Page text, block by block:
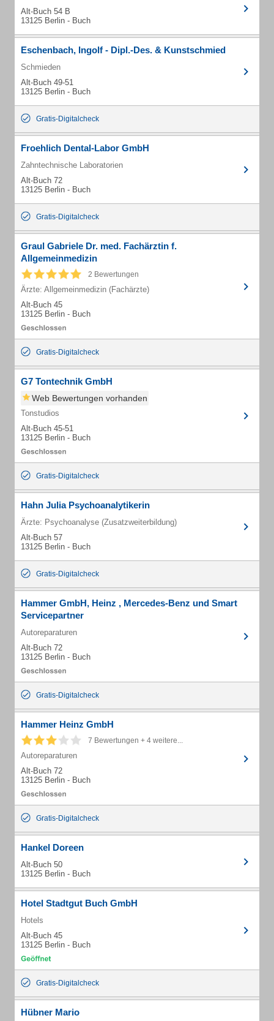
Alt-Buch 54 B
13125 Berlin - Buch
Eschenbach, Ingolf - Dipl.-Des. & Kunstschmied
Schmieden
Alt-Buch 49-51
13125 Berlin - Buch
Gratis-Digitalcheck
Froehlich Dental-Labor GmbH
Zahntechnische Laboratorien
Alt-Buch 72
13125 Berlin - Buch
Gratis-Digitalcheck
Graul Gabriele Dr. med. Fachärztin f.
Allgemeinmedizin
2 Bewertungen
Ärzte: Allgemeinmedizin (Fachärzte)
Alt-Buch 45
13125 Berlin - Buch
Gratis-Digitalcheck
G7 Tontechnik GmbH
Web Bewertungen vorhanden
Tonstudios
Alt-Buch 45-51
13125 Berlin - Buch
Gratis-Digitalcheck
Hahn Julia Psychoanalytikerin
Ärzte: Psychoanalyse (Zusatzweiterbildung)
Alt-Buch 57
13125 Berlin - Buch
Gratis-Digitalcheck
Hammer GmbH, Heinz , Mercedes-Benz und Smart
Servicepartner
Autoreparaturen
Alt-Buch 72
13125 Berlin - Buch
Gratis-Digitalcheck
Hammer Heinz GmbH
7 Bewertungen + 4 weitere...
Autoreparaturen
Alt-Buch 72
13125 Berlin - Buch
Gratis-Digitalcheck
Hankel Doreen
Alt-Buch 50
13125 Berlin - Buch
Hotel Stadtgut Buch GmbH
Hotels
Alt-Buch 45
13125 Berlin - Buch
Gratis-Digitalcheck
Hübner Mario